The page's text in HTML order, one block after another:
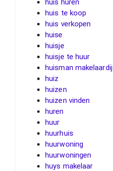
huis te koop
huis verkopen
huise
huisje
huisje te huur
huisman makelaardij
huiz
huizen
huizen vinden
huren
huur
huurhuis
huurwoning
huurwoningen
huys makelaar